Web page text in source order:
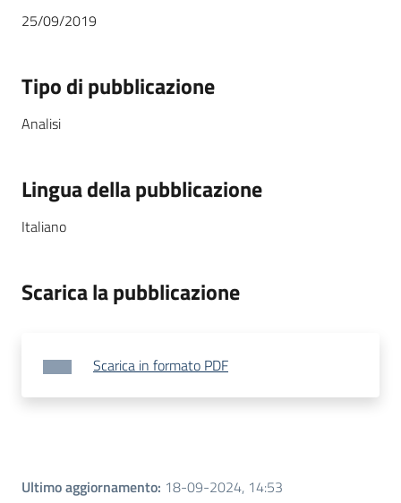
25/09/2019
Tipo di pubblicazione
Analisi
Lingua della pubblicazione
Italiano
Scarica la pubblicazione
Scarica in formato PDF
Ultimo aggiornamento: 18-09-2024, 14:53